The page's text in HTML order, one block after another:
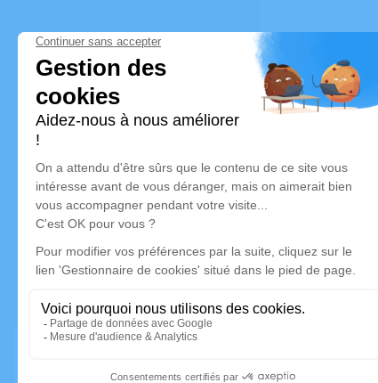
Déroulé
Le